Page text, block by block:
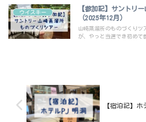
ウイスキー
【参加記】サントリ
（2025年12月）
山崎蒸溜所のものづくりツ
が、やっと当選でき初めて
【宿泊記】